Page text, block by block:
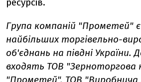
ресурсів.
Група компаній "Прометей"
найбільших торгівельно-
об'єднань на півдні України.
входять ТОВ "Зерноторгова